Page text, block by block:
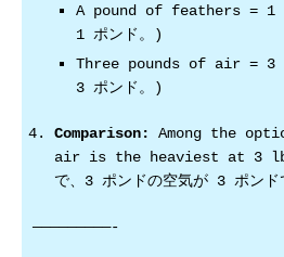
A pound of feathers = 1
1 ポンド。)
Three pounds of air = 3
3 ポンド。)
Comparison:
Among the
air is the heaviest at 3
で、3 ポンドの空気が 3 ポンド
—————————-